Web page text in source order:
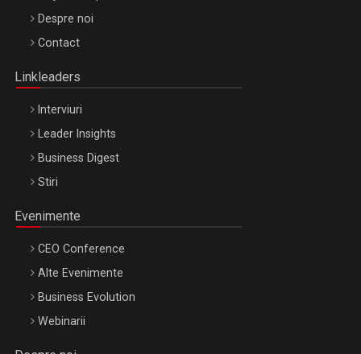
Be Inspired. Make it Happen!, ARTEMIS LETO, ORADEA, 8
Octombrie
Despre noi
Contact
Linkleaders
Interviuri
Leader Insights
Business Digest
Stiri
Evenimente
CEO Conference
Alte Evenimente
Business Evolution
Webinarii